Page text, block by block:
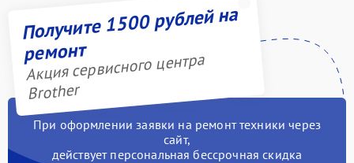
Получите 1500 рублей на
ремонт
Акция сервисного центра
Brother
При оформлении заявки на ремонт техники через
сайт,
действует персональная бессрочная скидка